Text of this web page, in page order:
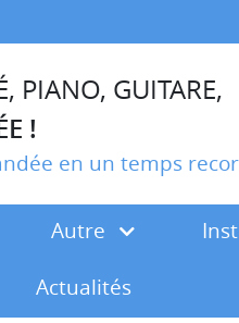
PIANO, GUITARE,
!
en un temps
Autre
Actualités